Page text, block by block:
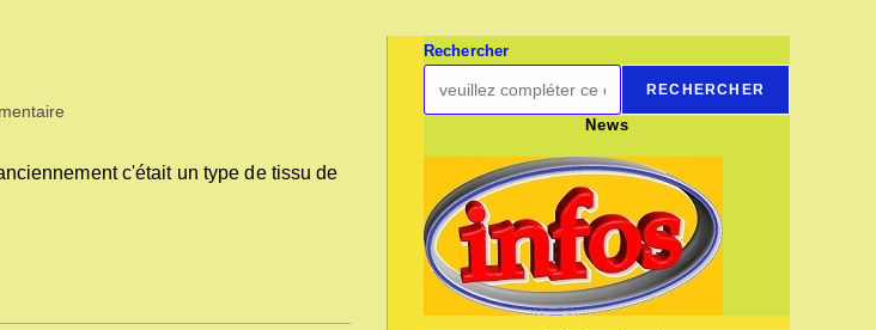
:
c'était un type de tissu de
Rechercher
RECHERCHER
News